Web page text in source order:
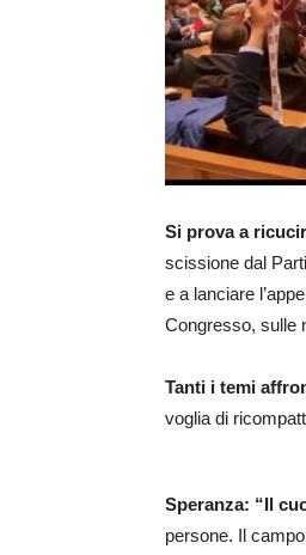
Si prova a
scissione dal
e a lanciare
Congresso, sulle
Tanti i temi
voglia di
Speranza: “Il
persone. Il